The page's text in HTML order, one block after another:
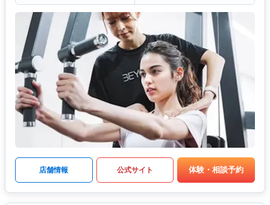
店舗情報 公式サイト 体験・相談予約